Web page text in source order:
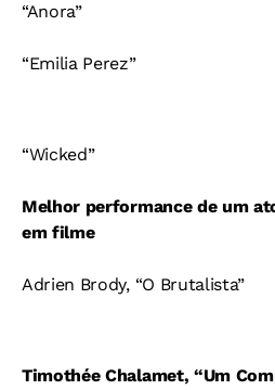
“Anora”
“Emilia Perez”
“Wicked”
Melhor performance de um
em filme
Adrien Brody, “O Brutalista”
Timothée Chalamet, “Um